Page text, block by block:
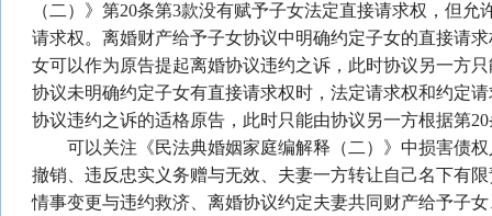
（二）》第20条第3款没有赋予子女法定直接请求权，但
请求权。离婚财产给予子女协议中明确约定子女的直接请
女可以作为原告提起离婚协议违约之诉，此时协议另一方
协议未明确约定子女有直接请求权时，法定请求权和约定
协议违约之诉的适格原告，此时只能由协议另一方根据第
可以关注《民法典婚姻家庭编解释（二）》中损害债权
撤销、违反忠实义务赠与无效、夫妻一方转让自己名下有
情事变更与违约救济、离婚协议约定夫妻共同财产给予子